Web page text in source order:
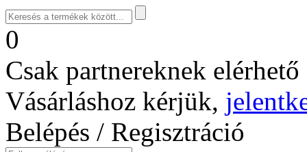
0
Csak partnereknek
Vásárláshoz kérjük,
Belépés / Regisztráció